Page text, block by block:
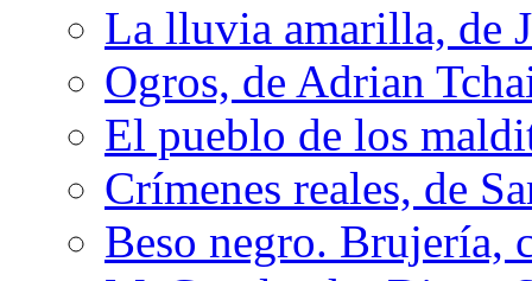
La lluvia amarilla, de
Ogros, de Adrian
El pueblo de los
Crímenes reales, de
Beso negro. Brujería,